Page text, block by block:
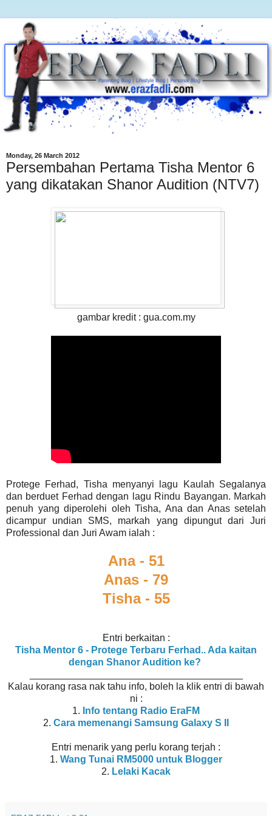
Monday, 26 March 2012
Persembahan Pertama Tisha Mentor 6
yang dikatakan Shanor Audition (NTV7)
gambar kredit : gua.com.my
Protege Ferhad, Tisha menyanyi lagu Kaulah Segalanya
dan berduet Ferhad dengan lagu Rindu Bayangan. Markah
penuh yang diperolehi oleh Tisha, Ana dan Anas setelah
dicampur undian SMS, markah yang dipungut dari Juri
Professional dan Juri Awam ialah :
Ana - 51
Anas - 79
Tisha - 55
Entri berkaitan :
Tisha Mentor 6 - Protege Terbaru Ferhad.. Ada kaitan
dengan Shanor Audition ke?
Kalau korang rasa nak tahu info, boleh la klik entri di bawah
ni :
1. Info tentang Radio EraFM
2. Cara memenangi Samsung Galaxy S II
Entri menarik yang perlu korang terjah :
1. Wang Tunai RM5000 untuk Blogger
2. Lelaki Kacak